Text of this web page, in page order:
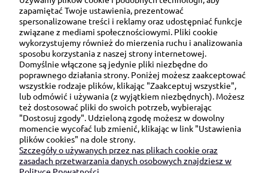
Ul. Brukowa 6/8 lok. 57/58
91-341 Łódź
NIP: 6751510615
SKONTAKTUJ SIĘ Z NAMI:
sklep@be-happygifts.com
+48 690 172 872
zapamiętać Twoje ustawienia, prezentować
spersonalizowane treści i reklamy oraz udostępniać funkcje
związane z mediami społecznościowymi. Pliki cookie
wykorzystujemy również do mierzenia ruchu i analizowania
sposobu korzystania z naszej strony internetowej.
Domyślnie włączone są jedynie pliki niezbędne do
poprawnego działania strony. Poniżej możesz zaakceptować
wszystkie rodzaje plików, klikając "Zaakceptuj wszystkie",
lub odmówić i używania (z wyjątkiem niezbędnych). Możesz
też dostosować pliki do swoich potrzeb, wybierając
"Dostosuj zgody". Udzieloną zgodę możesz w dowolny
momencie wycofać lub zmienić, klikając w link "Ustawienia
plików cookies" na dole strony.
Szczegóły o używanych przez nas plikach cookie oraz
zasadach przetwarzania danych osobowych znajdziesz w